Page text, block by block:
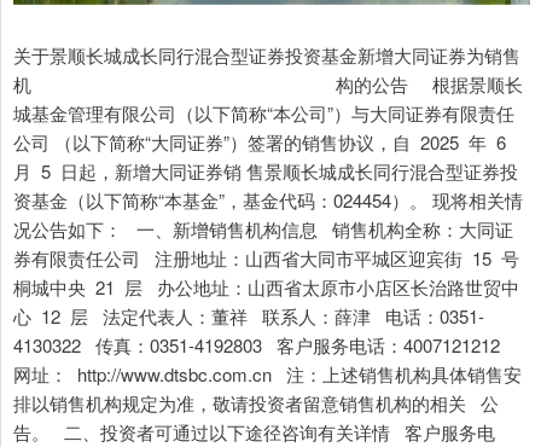
关于景顺长城成长同行混合型证券投资基金新增大同证券为销售
机 构的公告 根据景顺长
城基金管理有限公司（以下简称“本公司”）与大同证券有限责任
公司 （以下简称“大同证券”）签署的销售协议，自 2025 年 6
月 5 日起，新增大同证券销 售景顺长城成长同行混合型证券投
资基金（以下简称“本基金”，基金代码：024454）。 现将相关情
况公告如下： 一、新增销售机构信息 销售机构全称：大同证
券有限责任公司 注册地址：山西省大同市平城区迎宾街 15 号
桐城中央 21 层 办公地址：山西省太原市小店区长治路世贸中
心 12 层 法定代表人：董祥 联系人：薛津 电话：0351-
4130322 传真：0351-4192803 客户服务电话：4007121212
网址： http://www.dtsbc.com.cn 注：上述销售机构具体销售安
排以销售机构规定为准，敬请投资者留意销售机构的相关 公
告。 二、投资者可通过以下途径咨询有关详情 客户服务电